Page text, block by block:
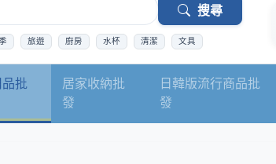
搜尋
旅遊 廚房 水杯 清潔 文具
批
居家收納批
發
日韓版流行商品批
發